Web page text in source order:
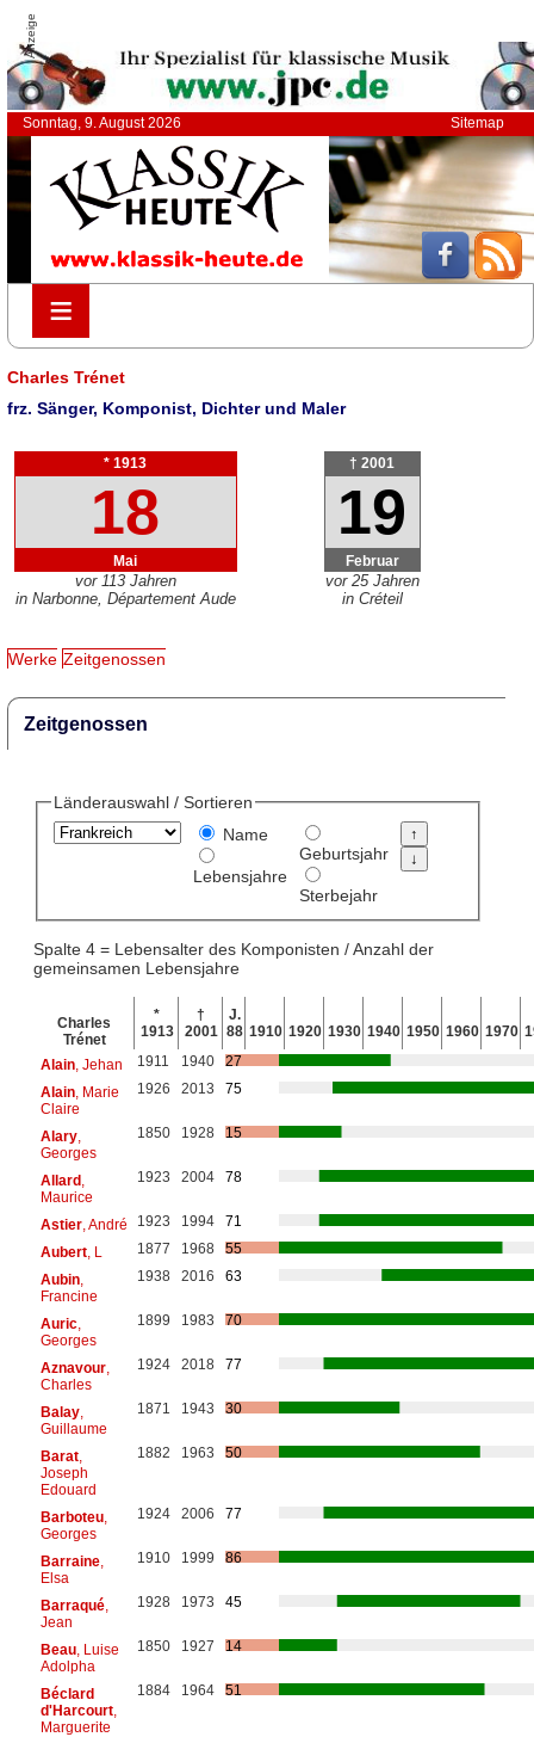
Anzeige
Sonntag, 9. August 2026 Sitemap
≡
≡
Charles Trénet
frz. Sänger, Komponist, Dichter und Maler
* 1913
18
Mai
vor 113 Jahren
in Narbonne, Département Aude
† 2001
19
Februar
vor 25 Jahren
in Créteil
Werke Zeitgenossen
Zeitgenossen
Länderauswahl / Sortieren
Name
Lebensjahre
Geburtsjahr
Sterbejahr
Spalte 4 = Lebensalter des Komponisten / Anzahl der
gemeinsamen Lebensjahre
Charles
Trénet
*
1913
†
2001
J.
88 1910 1920 1930 1940 1950 1960 1970
Alain, Jehan 1911 1940
27
Alain, Marie
Claire
1926 2013 75
Alary,
Georges
1850 1928 15
Allard,
Maurice
1923 2004 78
Astier, André 1923 1994
71
Aubert, L 1877 1968
55
Aubin,
Francine
1938 2016 63
Auric,
Georges
1899 1983 70
Aznavour,
Charles
1924 2018 77
Balay,
Guillaume
1871 1943 30
Barat,
Joseph
Edouard
1882 1963 50
Barboteu,
Georges
1924 2006 77
Barraine,
Elsa
1910 1999 86
Barraqué,
Jean
1928 1973 45
Beau, Luise
Adolpha
1850 1927 14
Béclard
d'Harcourt,
Marguerite
1884 1964 51